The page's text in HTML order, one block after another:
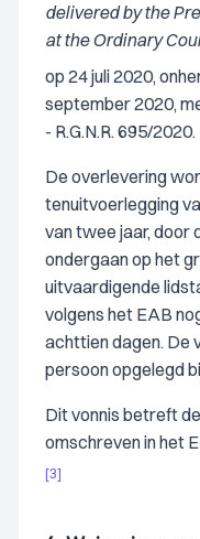
delivered by the
at the Ordinary
op 24 juli 2020,
september 2020,
- R.G.N.R. 695/2020.
De overlevering
tenuitvoerlegging
van twee jaar, door
ondergaan op het
uitvaardigende
volgens het EAB
achttien dagen. De
persoon opgelegd
Dit vonnis betreft
omschreven in het
[3]